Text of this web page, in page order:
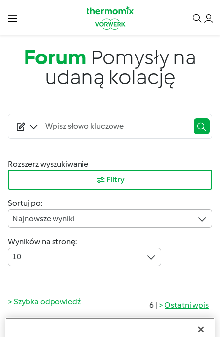
Forum Pomysły na
udaną kolację
Rozszerz wyszukiwanie
Filtry
Sortuj po:
Najnowsze wyniki
Wyników na stronę:
10
6 | Ostatni wpis
Szybka odpowiedź